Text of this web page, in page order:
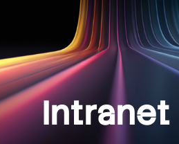
Intranet